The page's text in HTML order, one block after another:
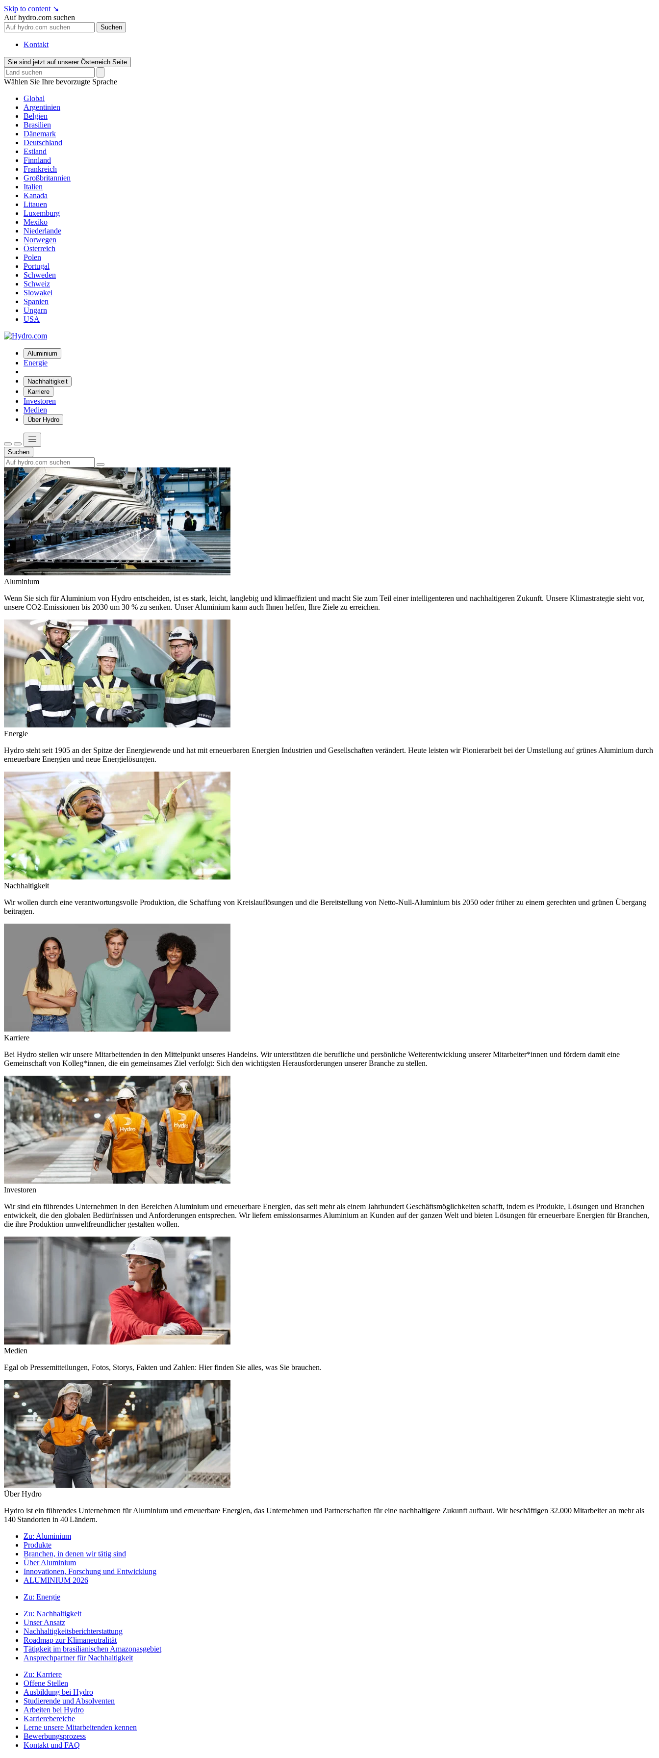
Skip to content ↘
Auf hydro.com suchen
Suchen
Kontakt
Sie sind jetzt auf unserer Österreich Seite
Wählen Sie Ihre bevorzugte Sprache
Global
Argentinien
Belgien
Brasilien
Dänemark
Deutschland
Estland
Finnland
Frankreich
Großbritannien
Italien
Kanada
Litauen
Luxemburg
Mexiko
Niederlande
Norwegen
Österreich
Polen
Portugal
Schweden
Schweiz
Slowakei
Spanien
Ungarn
USA
Aluminium
Energie
Nachhaltigkeit
Karriere
Investoren
Medien
Über Hydro
Suchen
Aluminium
Wenn Sie sich für Aluminium von Hydro entscheiden, ist es stark, leicht, langlebig und klimaeffizient und macht Sie zum Teil einer intelligenteren und nachhaltigeren Zukunft. Unsere Klimastrategie sieht vor,
unsere CO2-Emissionen bis 2030 um 30 % zu senken. Unser Aluminium kann auch Ihnen helfen, Ihre Ziele zu erreichen.
Energie
Hydro steht seit 1905 an der Spitze der Energiewende und hat mit erneuerbaren Energien Industrien und Gesellschaften verändert. Heute leisten wir Pionierarbeit bei der Umstellung auf grünes Aluminium durch
erneuerbare Energien und neue Energielösungen.
Nachhaltigkeit
Wir wollen durch eine verantwortungsvolle Produktion, die Schaffung von Kreislauflösungen und die Bereitstellung von Netto-Null-Aluminium bis 2050 oder früher zu einem gerechten und grünen Übergang
beitragen.
Karriere
Bei Hydro stellen wir unsere Mitarbeitenden in den Mittelpunkt unseres Handelns. Wir unterstützen die berufliche und persönliche Weiterentwicklung unserer Mitarbeiter*innen und fördern damit eine
Gemeinschaft von Kolleg*innen, die ein gemeinsames Ziel verfolgt: Sich den wichtigsten Herausforderungen unserer Branche zu stellen.
Investoren
Wir sind ein führendes Unternehmen in den Bereichen Aluminium und erneuerbare Energien, das seit mehr als einem Jahrhundert Geschäftsmöglichkeiten schafft, indem es Produkte, Lösungen und Branchen
entwickelt, die den globalen Bedürfnissen und Anforderungen entsprechen. Wir liefern emissionsarmes Aluminium an Kunden auf der ganzen Welt und bieten Lösungen für erneuerbare Energien für Branchen,
die ihre Produktion umweltfreundlicher gestalten wollen.
Medien
Egal ob Pressemitteilungen, Fotos, Storys, Fakten und Zahlen: Hier finden Sie alles, was Sie brauchen.
Über Hydro
Hydro ist ein führendes Unternehmen für Aluminium und erneuerbare Energien, das Unternehmen und Partnerschaften für eine nachhaltigere Zukunft aufbaut. Wir beschäftigen 32.000 Mitarbeiter an mehr als
140 Standorten in 40 Ländern.
Zu: Aluminium
Produkte
Branchen, in denen wir tätig sind
Über Aluminium
Innovationen, Forschung und Entwicklung
ALUMINIUM 2026
Zu: Energie
Zu: Nachhaltigkeit
Unser Ansatz
Nachhaltigkeitsberichterstattung
Roadmap zur Klimaneutralität
Tätigkeit im brasilianischen Amazonasgebiet
Ansprechpartner für Nachhaltigkeit
Zu: Karriere
Offene Stellen
Ausbildung bei Hydro
Studierende und Absolventen
Arbeiten bei Hydro
Karrierebereiche
Lerne unsere Mitarbeitenden kennen
Bewerbungsprozess
Kontakt und FAQ